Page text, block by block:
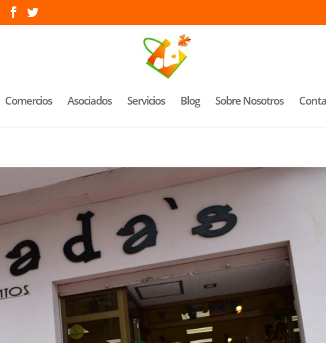
Comercios Asociados Servicios Blog Sobre Nosotros